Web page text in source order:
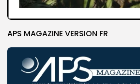
APS MAGAZINE VERSION FR